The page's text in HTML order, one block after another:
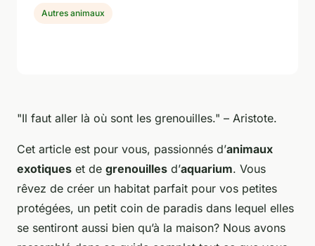
"Il faut aller là où sont les grenouilles." – Aristote.
Cet article est pour vous, passionnés d’animaux
exotiques et de grenouilles d’aquarium. Vous
rêvez de créer un habitat parfait pour vos petites
protégées, un petit coin de paradis dans lequel elles
se sentiront aussi bien qu’à la maison? Nous avons
Autres animaux